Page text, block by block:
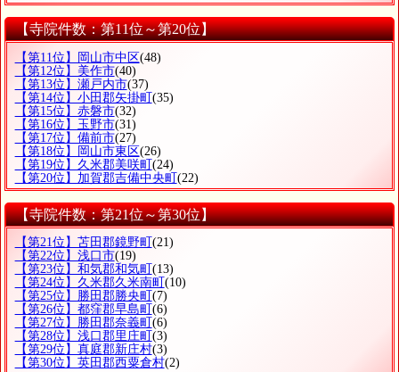
【寺院件数：第11位～第20位】
【第11位】岡山市中区(48)
【第12位】美作市(40)
【第13位】瀬戸内市(37)
【第14位】小田郡矢掛町(35)
【第15位】赤磐市(32)
【第16位】玉野市(31)
【第17位】備前市(27)
【第18位】岡山市東区(26)
【第19位】久米郡美咲町(24)
【第20位】加賀郡吉備中央町(22)
【寺院件数：第21位～第30位】
【第21位】苫田郡鏡野町 (21)
【第22位】浅口市(19)
【第23位】和気郡和気町 (13)
【第24位】久米郡久米南町 (10)
【第25位】勝田郡勝央町 (7)
【第26位】都窪郡早島町 (6)
【第27位】勝田郡奈義町 (6)
【第28位】浅口郡里庄町 (3)
【第29位】真庭郡新庄村(3)
【第30位】英田郡西粟倉村(2)